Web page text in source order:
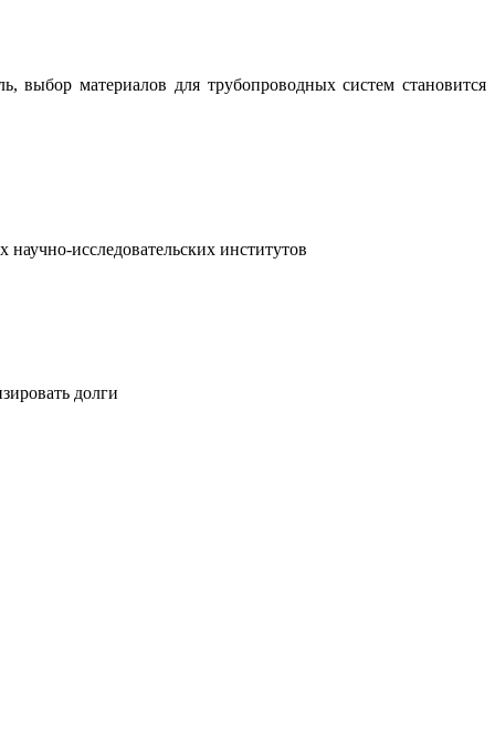
выбор материалов для трубопроводных систем становится
исследовательских институтов
долги